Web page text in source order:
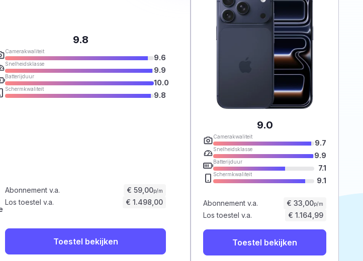
9.8
Camerakwaliteit
9.6
Snelheidsklasse
9.9
Batterijduur
10.0
Schermkwaliteit
9.8
Abonnement v.a. € 59,00p/m
Los toestel v.a. € 1.498,00
Toestel bekijken
9.0
Camerakwaliteit
9.7
Snelheidsklasse
9.9
Batterijduur
7.1
Schermkwaliteit
9.1
Abonnement v.a. € 33,00p/m
Los toestel v.a. € 1.164,99
Toestel bekijken